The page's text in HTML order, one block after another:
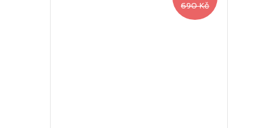
690 Kč